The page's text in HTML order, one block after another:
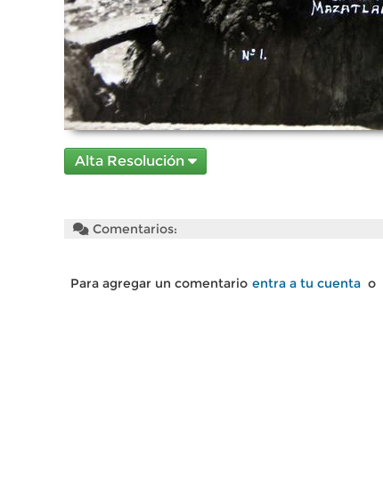
Alta Resolución
Comentarios:
Para agregar un comentario entra a tu cuenta o